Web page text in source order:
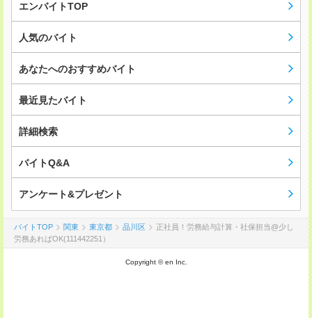
エンバイトTOP
人気のバイト
あなたへのおすすめバイト
最近見たバイト
詳細検索
バイトQ&A
アンケート&プレゼント
バイトTOP 関東 東京都 品川区
正社員！労務給与計算・社保担当@少し
労務あればOK(111442251）
Copyright © en Inc.